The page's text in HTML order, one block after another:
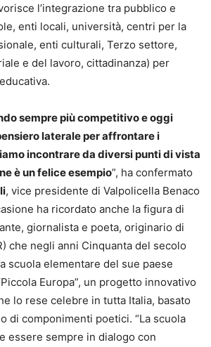
l’integrazione tra pubblico e
enti locali, università, centri per la
enti culturali, Terzo settore,
e del lavoro, cittadinanza) per
sempre più competitivo e oggi
laterale per affrontare i
incontrare da diversi punti di vista
è un felice esempio”, ha confermato
, vice presidente di Valpolicella Benaco
ha ricordato anche la figura di
giornalista e poeta, originario di
che negli anni Cinquanta del secolo
scuola elementare del sue paese
Europa”, un progetto innovativo
lo rese celebre in tutta Italia, basato
di componimenti poetici. “La scuola
essere sempre in dialogo con